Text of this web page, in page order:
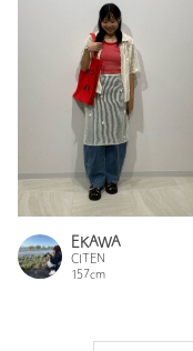
EKAWA
CITEN
157cm